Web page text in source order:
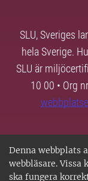
Denna webbplats
webbläsare. Vissa
ska fungera
SLU, Sveriges
hela Sverige.
SLU är
10 00 • Org